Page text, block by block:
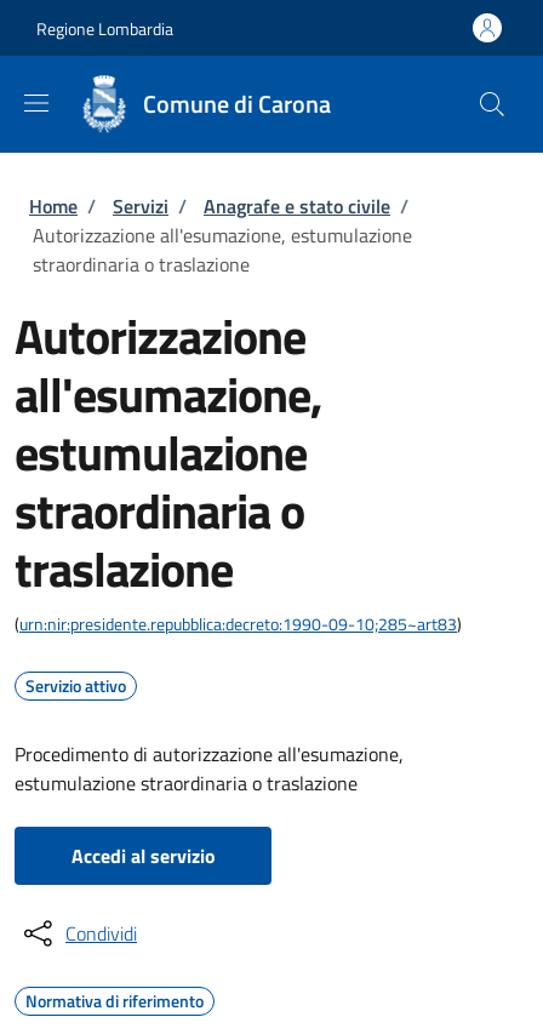
Regione Lombardia
Comune di Carona
Briciole di pane
Home / Servizi / Anagrafe e stato civile /
Autorizzazione all'esumazione, estumulazione
straordinaria o traslazione
Autorizzazione
all'esumazione,
estumulazione
straordinaria o
traslazione
(urn:nir:presidente.repubblica:decreto:1990-09-10;285~art83)
Servizio attivo
Procedimento di autorizzazione all'esumazione,
estumulazione straordinaria o traslazione
Accedi al servizio
Condividi
Normativa di riferimento